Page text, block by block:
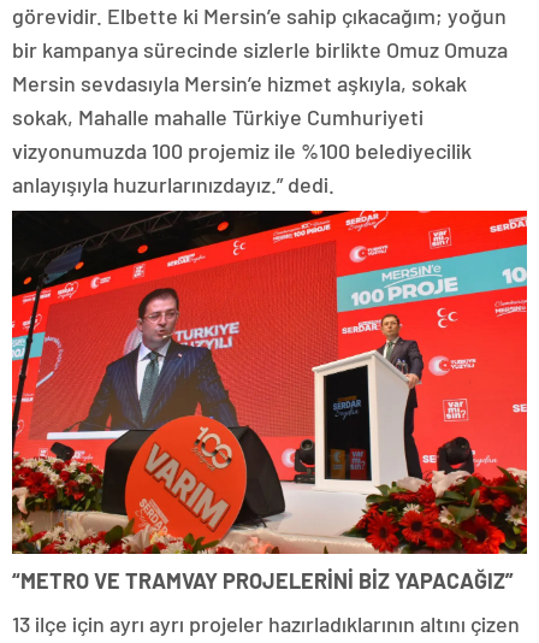
görevidir. Elbette ki Mersin’e sahip çıkacağım; yoğun
bir kampanya sürecinde sizlerle birlikte Omuz Omuza
Mersin sevdasıyla Mersin’e hizmet aşkıyla, sokak
sokak, Mahalle mahalle Türkiye Cumhuriyeti
vizyonumuzda 100 projemiz ile %100 belediyecilik
anlayışıyla huzurlarınızdayız.” dedi.
“METRO VE TRAMVAY PROJELERİNİ BİZ YAPACAĞIZ”
13 ilçe için ayrı ayrı projeler hazırladıklarının altını çizen